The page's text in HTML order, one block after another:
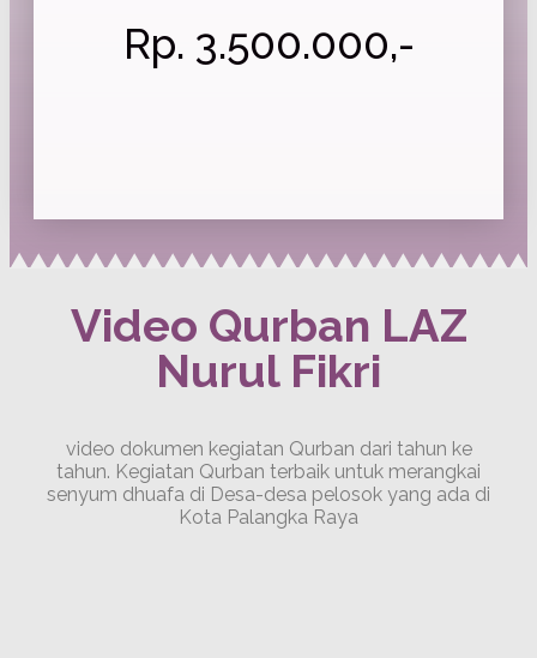
Rp. 3.500.000,-
Video Qurban LAZ
Nurul Fikri
video dokumen kegiatan Qurban dari tahun ke
tahun. Kegiatan Qurban terbaik untuk merangkai
senyum dhuafa di Desa-desa pelosok yang ada di
Kota Palangka Raya